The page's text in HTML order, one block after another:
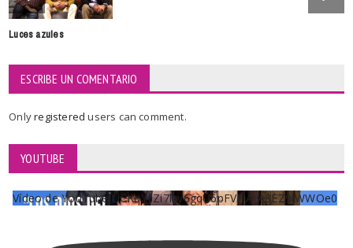
Luces azules
ESCRIBE UN COMENTARIO
Onlyregisteredusers can comment.
YOUTUBE
Vídeo de YouTube UCKqYjiZi7lzy6gqU6pFVFiA_A3EZ9JWWOe0